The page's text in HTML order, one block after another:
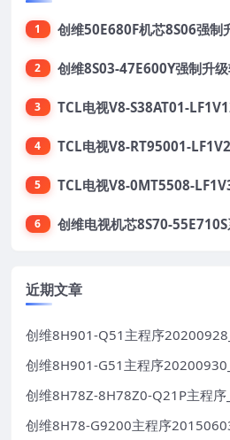
1 创维50E680F机芯8S06强制
2 创维8S03-47E600Y强制升
3
4
5
6 创维电视机芯8S70-
近期文章
创维8H901-Q51主程序
创维8H901-G51主程序
创维8H78Z-8H78Z0-Q21P主程序
创维8H78-G9200主程序